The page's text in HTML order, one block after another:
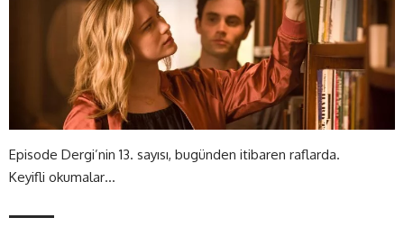
Episode Dergi’nin 13. sayısı, bugünden itibaren raflarda.
Keyifli okumalar…